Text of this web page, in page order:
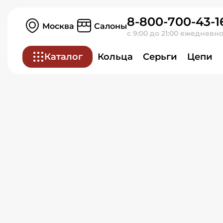
Москва Салоны8-800-700-43-
с 9:00 до 21:00
Каталог Кольца Серьги Цепи
Серьги из красного